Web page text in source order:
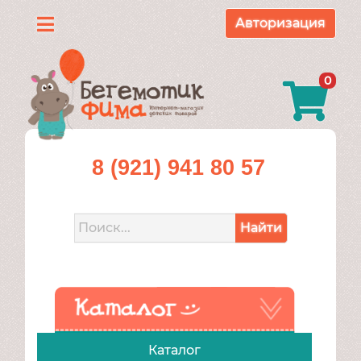
Каталог
О
нас
Доставка
Контакты
Авторизация
0
8 (921) 941 80 57
Найти
Каталог